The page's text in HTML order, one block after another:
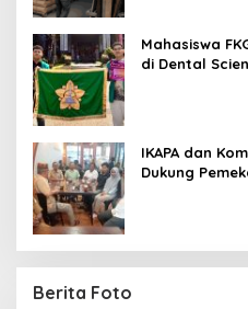
Mahasiswa
di Dental
IKAPA dan
Dukung
Berita Foto